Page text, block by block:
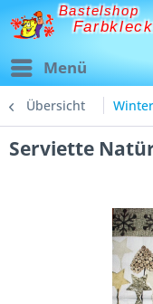
Bastelshop
Menü
Übersicht
Serviette